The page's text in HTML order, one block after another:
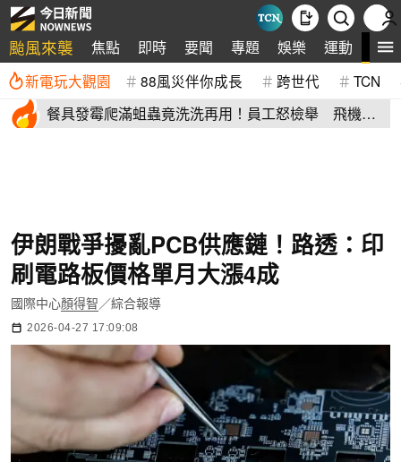
颱風來襲 焦點 即時 要聞 專題 娛樂 運動 全
新電玩大觀園 88風災伴你成長 跨世代 TCN
餐具發霉爬滿蛆蟲竟洗洗再用！員工怒檢舉 飛機餐
伊朗戰爭擾亂PCB供應鏈！路透：印
刷電路板價格單月大漲4成
國際中心顏得智 ／綜合報導
2026-04-27 17:09:08